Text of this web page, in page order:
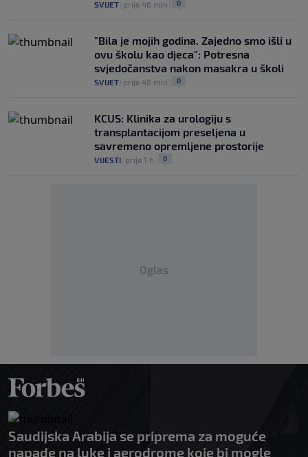
SVIJET prije 46 min 0
"Bila je mojih godina. Zajedno smo išli u
ovu školu kao djeca": Potresna
svjedočanstva nakon masakra u školi
SVIJET prije 48 min 0
KCUS: Klinika za urologiju s
transplantacijom preseljena u
savremeno opremljene prostorije
VIJESTI prije 1 h 0
Oglas
Saudijska Arabija se priprema za moguće
napade na luke i aerodrome koje bi mogle